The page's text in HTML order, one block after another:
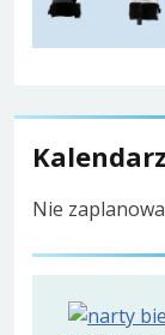
Kalendarz
Nie